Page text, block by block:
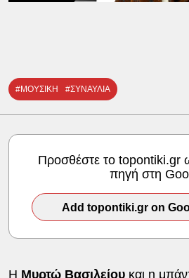
#ΜΟΥΣΙΚΗ #ΣΥΝΑΥΛΙΑ
Προσθέστε το topontiki.gr
πηγή στη
Add topontiki.gr on
Η Μυρτώ Βασιλείου και η